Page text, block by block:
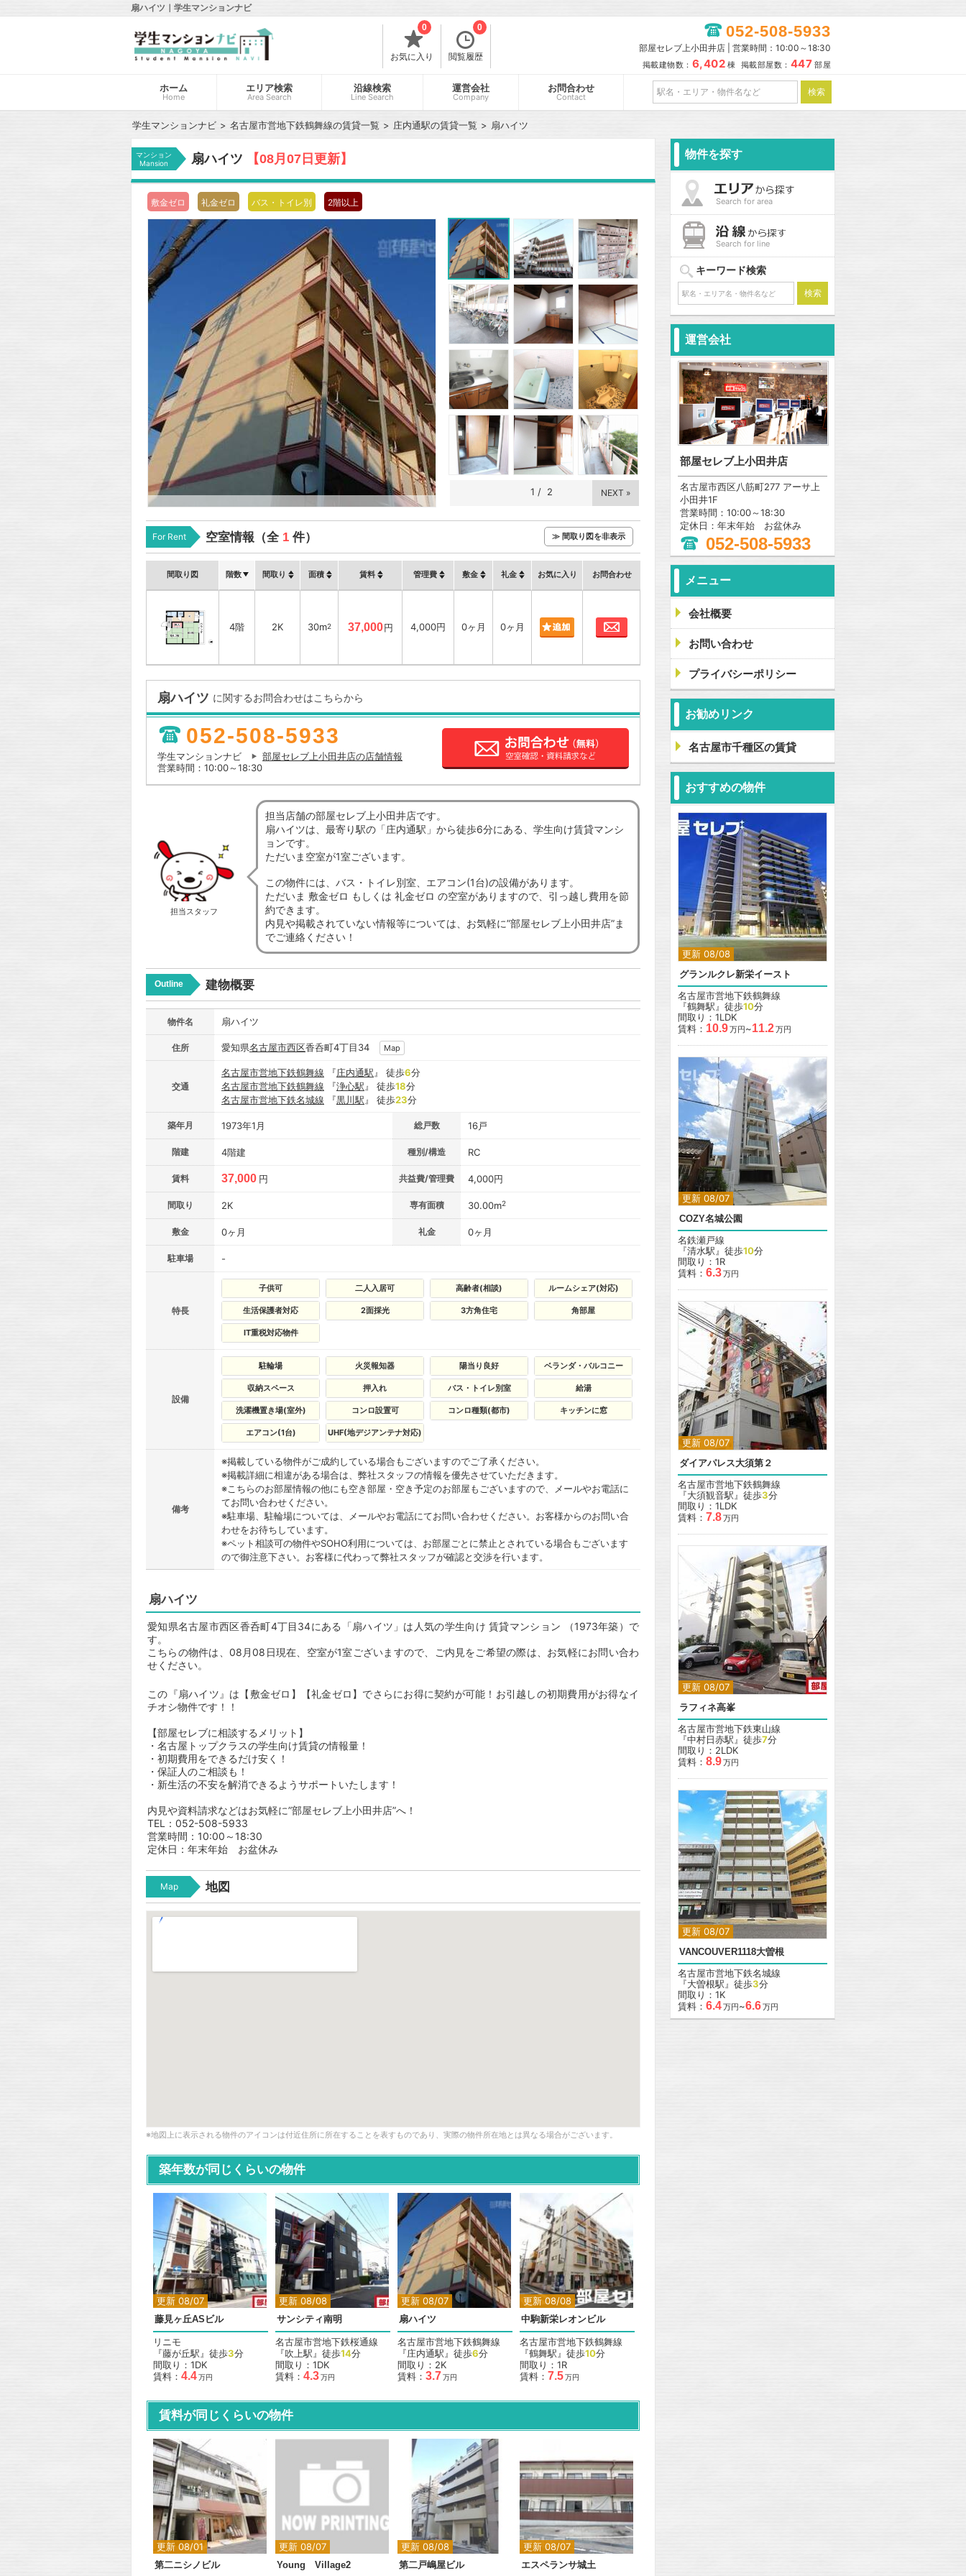
扇ハイツ｜学生マンションナビ
お気に入り
0
閲覧履歴
0 052-508-5933
部屋セレブ上小田井店 | 営業時間：10:00～18:30
掲載建物数： 6,402 棟 掲載部屋数： 447 部屋
ホーム
Home
エリア検索
Area Search
沿線検索
Line Search
運営会社
Company
お問合わせ
Contact
学生マンションナビ 名古屋市営地下鉄鶴舞線の賃貸一覧 庄内通駅の賃貸一覧 扇ハイツ
マンション
Mansion
扇ハイツ 【08月07日更新】
敷金ゼロ 礼金ゼロ バス・トイレ別 2階以上
1 / 2 NEXT »
For Rent 空室情報（全 1 件） ≫ 間取り図を非表示
間取り図 階数 間取り 面積 賃料 管理費 敷金 礼金 お気に入り お問合わせ
4階 2K 30m2 37,000円 4,000円 0ヶ月 0ヶ月 お問合わせ
扇ハイツ に関するお問合わせはこちらから
052-508-5933
学生マンションナビ
部屋セレブ上小田井店の店舗情報
営業時間：10:00～18:30
担当スタッフ
担当店舗の部屋セレブ上小田井店です。
扇ハイツは、最寄り駅の「庄内通駅」から徒歩6分にある、学生向け賃貸マンシ
ョンです。
ただいま空室が1室ございます。
この物件には、バス・トイレ別室、エアコン(1台)の設備があります。
ただいま 敷金ゼロ もしくは 礼金ゼロ の空室がありますので、引っ越し費用を節
約できます。
内見や掲載されていない情報等については、お気軽に”部屋セレブ上小田井店”ま
でご連絡ください！
Outline 建物概要
物件名 扇ハイツ
住所 愛知県名古屋市西区香呑町4丁目34 Map
交通
名古屋市営地下鉄鶴舞線 『庄内通駅 』 徒歩6分
名古屋市営地下鉄鶴舞線 『浄心駅 』 徒歩18分
名古屋市営地下鉄名城線 『黒川駅 』 徒歩23分
築年月 1973年1月 総戸数 16戸
階建 4階建 種別/構造 RC
賃料 37,000 円 共益費/管理費 4,000円
間取り 2K 専有面積 30.00m2
敷金 0ヶ月 礼金 0ヶ月
駐車場 -
特長
子供可 二人入居可 高齢者(相談) ルームシェア(対応)
生活保護者対応 2面採光 3方角住宅 角部屋
IT重税対応物件
設備
駐輪場 火災報知器 陽当り良好 ベランダ・バルコニー
収納スペース 押入れ バス・トイレ別室 給湯
洗濯機置き場(室外) コンロ設置可 コンロ種類(都市) キッチンに窓
エアコン(1台) UHF(地デジアンテナ対応)
備考
※掲載している物件がご成約している場合もございますのでご了承ください。
※掲載詳細に相違がある場合は、弊社スタッフの情報を優先させていただきます。
※こちらのお部屋情報の他にも空き部屋・空き予定のお部屋もございますので、メールやお電話に
てお問い合わせください。
※駐車場、駐輪場については、メールやお電話にてお問い合わせください。お客様からのお問い合
わせをお待ちしています。
※ペット相談可の物件やSOHO利用については、お部屋ごとに禁止とされている場合もございます
ので御注意下さい。お客様に代わって弊社スタッフが確認と交渉を行います。
扇ハイツ
愛知県名古屋市西区香呑町4丁目34にある「扇ハイツ」は人気の学生向け 賃貸マンション （1973年築）で
す。
こちらの物件は、08月08日現在、空室が1室ございますので、ご内見をご希望の際は、お気軽にお問い合わ
せください。
この『扇ハイツ』は【敷金ゼロ】【礼金ゼロ】でさらにお得に契約が可能！お引越しの初期費用がお得なイ
チオシ物件です！！
【部屋セレブに相談するメリット】
・名古屋トップクラスの学生向け賃貸の情報量！
・初期費用をできるだけ安く！
・保証人のご相談も！
・新生活の不安を解消できるようサポートいたします！
内見や資料請求などはお気軽に”部屋セレブ上小田井店”へ！
TEL：052-508-5933
営業時間：10:00～18:30
定休日：年末年始 お盆休み
Map 地図
※地図上に表示される物件のアイコンは付近住所に所在することを表すものであり、実際の物件所在地とは異なる場合がございます。
築年数が同じくらいの物件
更新 08/07
藤見ヶ丘ASビル
リニモ
『藤が丘駅』徒歩3分
間取り：1DK
賃料： 4.4万円
更新 08/08
サンシティ南明
名古屋市営地下鉄桜通線
『吹上駅』徒歩14分
間取り：1DK
賃料： 4.3万円
更新 08/07
扇ハイツ
名古屋市営地下鉄鶴舞線
『庄内通駅』徒歩6分
間取り：2K
賃料： 3.7万円
更新 08/08
中駒新栄レオンビル
名古屋市営地下鉄鶴舞線
『鶴舞駅』徒歩10分
間取り：1R
賃料： 7.5万円
賃料が同じくらいの物件
更新 08/01
第二ニシノビル
更新 08/07
Young Village2
更新 08/08
第二戸嶋屋ビル
更新 08/07
エスペランサ城土
物件を探す
Search for area
Search for line
キーワード検索
運営会社
部屋セレブ上小田井店
名古屋市西区八筋町277 アーサ上
小田井1F
営業時間：10:00～18:30
定休日：年末年始 お盆休み
052-508-5933
メニュー
会社概要
お問い合わせ
プライバシーポリシー
お勧めリンク
名古屋市千種区の賃貸
おすすめの物件
更新 08/08
グランルクレ新栄イースト
名古屋市営地下鉄鶴舞線
『鶴舞駅』徒歩10分
間取り：1LDK
賃料： 10.9万円~11.2万円
更新 08/07
COZY名城公園
名鉄瀬戸線
『清水駅』徒歩10分
間取り：1R
賃料： 6.3万円
更新 08/07
ダイアパレス大須第２
名古屋市営地下鉄鶴舞線
『大須観音駅』徒歩3分
間取り：1LDK
賃料： 7.8万円
更新 08/07
ラフィネ高峯
名古屋市営地下鉄東山線
『中村日赤駅』徒歩7分
間取り：2LDK
賃料： 8.9万円
更新 08/07
VANCOUVER1118大曽根
名古屋市営地下鉄名城線
『大曽根駅』徒歩3分
間取り：1K
賃料： 6.4万円~6.6万円